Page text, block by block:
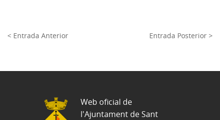
< Entrada Anterior Entrada Posterior >
Web oficial de
l'Ajuntament de Sant